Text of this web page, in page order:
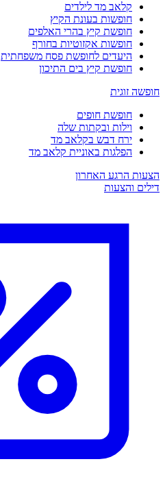
קלאב מד לילדים
חופשות בעונת הקיץ
חופשת קיץ בהרי האלפים
חופשות אקזוטיות בחורף
היעדים לחופשת פסח משפחתית
חופשת קיץ בים התיכון
חופשה זוגית
חופשת חופים
וילות ובקתות שלה
ירח דבש בקלאב מד
הפלגות באוניית קלאב מד
הצעות הרגע האחרון
דילים והצעות